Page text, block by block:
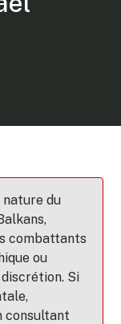
nature du
combattants
ou
Si
consultant